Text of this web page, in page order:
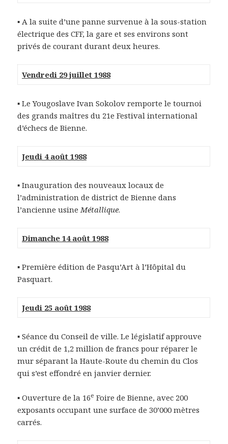
▪ A la suite d’une panne survenue à la sous-station
électrique des CFF, la gare et ses environs sont
privés de courant durant deux heures.
Vendredi 29 juillet 1988
▪ Le Yougoslave Ivan Sokolov remporte le tournoi
des grands maîtres du 21e Festival international
d’échecs de Bienne.
Jeudi 4 août 1988
▪ Inauguration des nouveaux locaux de
l’administration de district de Bienne dans
l’ancienne usineMétallique.
Dimanche 14 août 1988
▪ Première édition de Pasqu’Art à l’Hôpital du
Pasquart.
Jeudi 25 août 1988
▪ Séance du Conseil de ville. Le législatif approuve
un crédit de 1,2 million de francs pour réparer le
mur séparant la Haute-Route du chemin du Clos
qui s’est effondré en janvier dernier.
▪ Ouverture de la 16e Foire de Bienne, avec 200
exposants occupant une surface de 30’000 mètres
carrés.